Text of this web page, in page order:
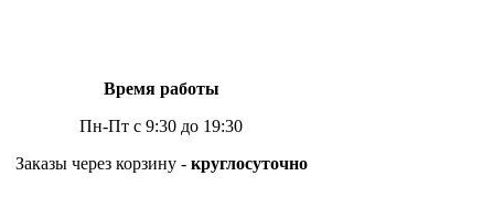
Время работы
Пн-Пт с 9:30 до 19:30
Заказы через корзину - круглосуточно